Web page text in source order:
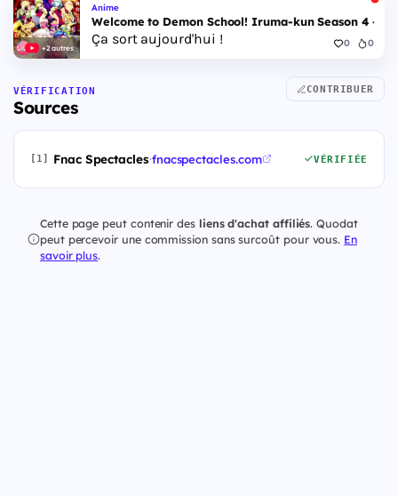
+2 autres
Anime
Welcome to Demon School! Iruma-kun Season 4 -
Ça sort aujourd'hui ! 0 0
VÉRIFICATION
Sources
CONTRIBUER
[1] Fnac Spectacles·fnacspectacles.com VÉRIFIÉE
Cette page peut contenir des liens d'achat affiliés. Quodat
peut percevoir une commission sans surcoût pour vous. En
savoir plus.